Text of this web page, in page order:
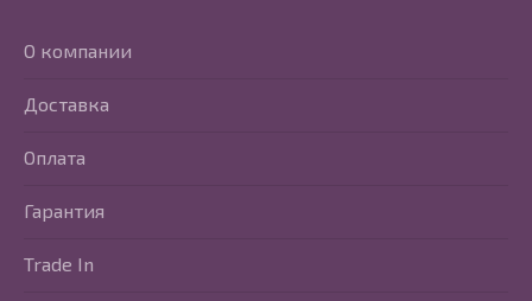
О компании
Доставка
Оплата
Гарантия
Trade In